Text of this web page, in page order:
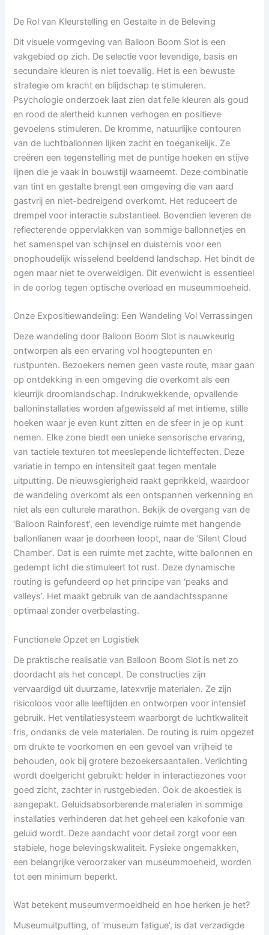
De Rol van Kleurstelling en Gestalte in de Beleving
Dit visuele vormgeving van Balloon Boom Slot is een
vakgebied op zich. De selectie voor levendige, basis en
secundaire kleuren is niet toevallig. Het is een bewuste
strategie om kracht en blijdschap te stimuleren.
Psychologie onderzoek laat zien dat felle kleuren als goud
en rood de alertheid kunnen verhogen en positieve
gevoelens stimuleren. De kromme, natuurlijke contouren
van de luchtballonnen lijken zacht en toegankelijk. Ze
creëren een tegenstelling met de puntige hoeken en stijve
lijnen die je vaak in bouwstijl waarneemt. Deze combinatie
van tint en gestalte brengt een omgeving die van aard
gastvrij en niet-bedreigend overkomt. Het reduceert de
drempel voor interactie substantieel. Bovendien leveren de
reflecterende oppervlakken van sommige ballonnetjes en
het samenspel van schijnsel en duisternis voor een
onophoudelijk wisselend beeldend landschap. Het bindt de
ogen maar niet te overweldigen. Dit evenwicht is essentieel
in de oorlog tegen optische overload en museummoeheid.
Onze Expositiewandeling: Een Wandeling Vol Verrassingen
Deze wandeling door Balloon Boom Slot is nauwkeurig
ontworpen als een ervaring vol hoogtepunten en
rustpunten. Bezoekers nemen geen vaste route, maar gaan
op ontdekking in een omgeving die overkomt als een
kleurrijk droomlandschap. Indrukwekkende, opvallende
balloninstallaties worden afgewisseld af met intieme, stille
hoeken waar je even kunt zitten en de sfeer in je op kunt
nemen. Elke zone biedt een unieke sensorische ervaring,
van tactiele texturen tot meeslepende lichteffecten. Deze
variatie in tempo en intensiteit gaat tegen mentale
uitputting. De nieuwsgierigheid raakt geprikkeld, waardoor
de wandeling overkomt als een ontspannen verkenning en
niet als een culturele marathon. Bekijk de overgang van de
‘Balloon Rainforest’, een levendige ruimte met hangende
ballonlianen waar je doorheen loopt, naar de ‘Silent Cloud
Chamber’. Dat is een ruimte met zachte, witte ballonnen en
gedempt licht die stimuleert tot rust. Deze dynamische
routing is gefundeerd op het principe van ‘peaks and
valleys’. Het maakt gebruik van de aandachtsspanne
optimaal zonder overbelasting.
Functionele Opzet en Logistiek
De praktische realisatie van Balloon Boom Slot is net zo
doordacht als het concept. De constructies zijn
vervaardigd uit duurzame, latexvrije materialen. Ze zijn
risicoloos voor alle leeftijden en ontworpen voor intensief
gebruik. Het ventilatiesysteem waarborgt de luchtkwaliteit
fris, ondanks de vele materialen. De routing is ruim opgezet
om drukte te voorkomen en een gevoel van vrijheid te
behouden, ook bij grotere bezoekersaantallen. Verlichting
wordt doelgericht gebruikt: helder in interactiezones voor
goed zicht, zachter in rustgebieden. Ook de akoestiek is
aangepakt. Geluidsabsorberende materialen in sommige
installaties verhinderen dat het geheel een kakofonie van
geluid wordt. Deze aandacht voor detail zorgt voor een
stabiele, hoge belevingskwaliteit. Fysieke ongemakken,
een belangrijke veroorzaker van museummoeheid, worden
tot een minimum beperkt.
Wat betekent museumvermoeidheid en hoe herken je het?
Museumuitputting, of ‘museum fatigue’, is dat verzadigde